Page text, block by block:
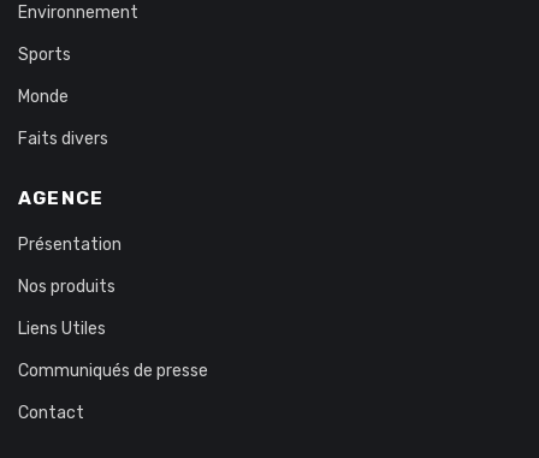
Environnement
Sports
Monde
Faits divers
AGENCE
Présentation
Nos produits
Liens Utiles
Communiqués de presse
Contact